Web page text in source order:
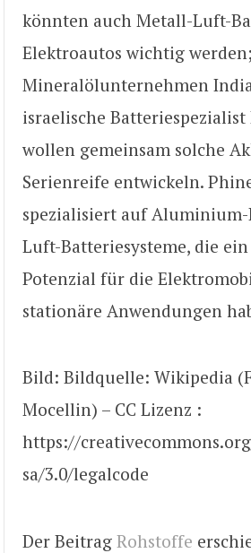
könnten auch Metall-Luft-
Elektroautos wichtig
Mineralölunternehmen
israelische
wollen gemeinsam solche
Serienreife entwickeln.
spezialisiert auf
Luft-Batteriesysteme, die ein
Potenzial für die
stationäre Anwendungen
Bild: Bildquelle: Wikipedia
Mocellin) – CC Lizenz :
https://
sa/3.0/legalcode
Der Beitrag Rohstoffe